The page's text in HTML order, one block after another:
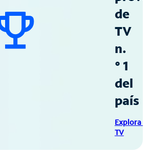
de
TV
n.
° 1
del
país
Explora
TV